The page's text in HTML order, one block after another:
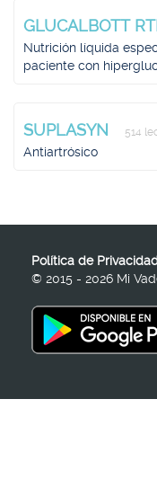
GLUCALBOTT
Nutrición líquida
paciente con
SUPLASYN 514
Antiartrósico
Política de
© 2015 - 2026 Mi